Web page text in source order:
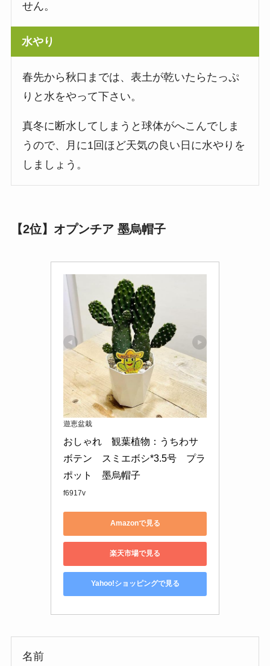
せん。
水やり
春先から秋口までは、表土が乾いたらたっぷ
りと水をやって下さい。
真冬に断水してしまうと球体がへこんでしま
うので、月に1回ほど天気の良い日に水やりを
しましょう。
【2位】オプンチア 墨烏帽子
遊恵盆栽
おしゃれ　観葉植物：うちわサ
ボテン　スミエボシ*3.5号　プラ
ポット　墨烏帽子
f6917v
Amazonで見る
楽天市場で見る
Yahoo!ショッピングで見る
名前